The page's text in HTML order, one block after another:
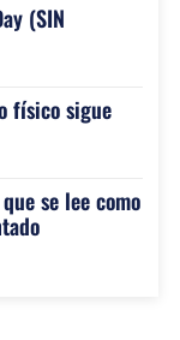
(SIN
físico sigue
se lee como